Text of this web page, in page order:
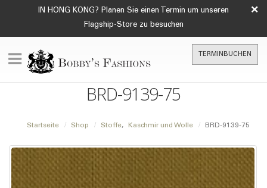
IN HONG KONG? Planen Sie einen Termin um unseren
Flagship-Store zu besuchen
×
TERMINBUCHEN
BRD-9139-75
Startseite Shop Stoffe, Kaschmir und Wolle BRD-9139-75